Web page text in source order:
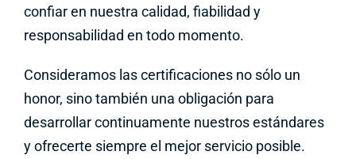
confiar en nuestra calidad, fiabilidad y
responsabilidad en todo momento.
Consideramos las certificaciones no sólo un
honor, sino también una obligación para
desarrollar continuamente nuestros estándares
y ofrecerte siempre el mejor servicio posible.